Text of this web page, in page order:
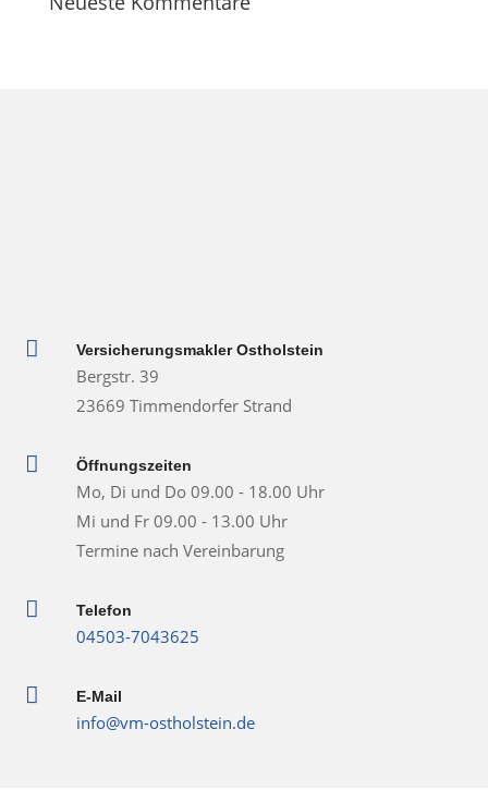
 Versicherungsmakler Ostholstein
Bergstr. 39
23669 Timmendorfer Strand
 Öffnungszeiten
Mo, Di und Do 09.00 - 18.00 Uhr
Mi und Fr 09.00 - 13.00 Uhr
Termine nach Vereinbarung
 Telefon
04503-7043625
 E-Mail
info@vm-ostholstein.de